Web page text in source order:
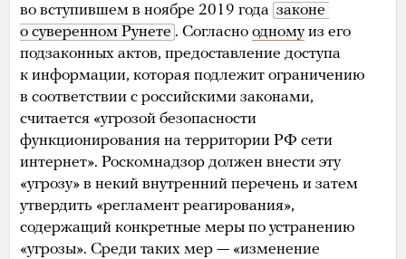
во вступившем в ноябре 2019 года законе
о суверенном Рунете . Согласно одномуиз его
подзаконных актов, предоставление доступа
к информации, которая подлежит ограничению
в соответствии с российскими законами,
считается «угрозой безопасности
функционирования на территории РФ сети
интернет». Роскомнадзор должен внести эту
«угрозу» в некий внутренний перечень и затем
утвердить «регламент реагирования»,
содержащий конкретные меры по устранению
«угрозы». Среди таких мер — «изменение